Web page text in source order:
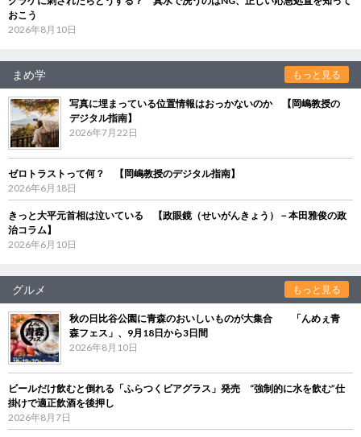
おこう
2026年8月10日
まめ学 もっと見る
写真に埋まっている位置情報はおっかないのか 【岡嶋教授の
デジタル指南】
2026年7月22日
ゼロトラストって何？ 【岡嶋教授のデジタル指南】
2026年6月18日
きっと大平元首相は泣いている 【政眼鏡（せいがんきょう）－本田雅俊の政
治コラム】
2026年6月10日
グルメ もっと見る
秋の日比谷公園に青森のおいしいものが大集合 「んめぇ青
森フェス」、9月18日から3日間
2026年8月10日
ビールだけ飲むと倒れる「ふらつくビアグラス」発売 “強制的に水を飲む”仕
掛けで適正飲酒を後押し
2026年8月7日